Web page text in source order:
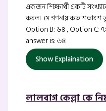
একজন শিক্ষার্থী একটি
করল। সে গণনায় কত
Option B: ৬৪ , Option C:
answer is: ৬৪
Show Explaination
লালবাগ কেল্লা কে